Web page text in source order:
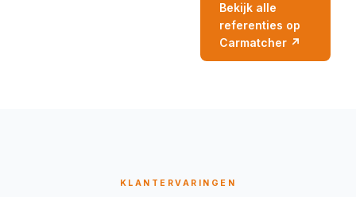
Bekijk alle
referenties op
Carmatcher ↗
KLANTERVARINGEN